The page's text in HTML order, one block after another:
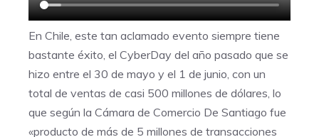
En Chile, este tan aclamado evento siempre tiene
bastante éxito, el CyberDay del año pasado que se
hizo entre el 30 de mayo y el 1 de junio, con un
total de ventas de casi 500 millones de dólares, lo
que según la Cámara de Comercio De Santiago fue
«producto de más de 5 millones de transacciones